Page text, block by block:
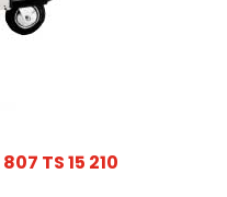
TS 15 210